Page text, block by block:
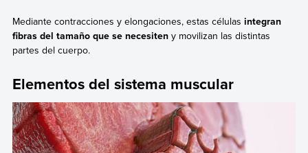
Mediante contracciones y elongaciones, estas células integran
fibras del tamaño que se necesiteny movilizan las distintas
partes del cuerpo.
Elementos del sistema muscular